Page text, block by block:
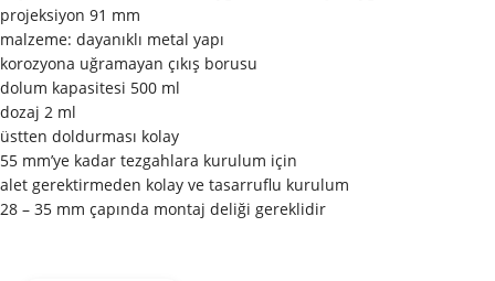
projeksiyon 91 mm
malzeme: dayanıklı metal yapı
korozyona uğramayan çıkış borusu
dolum kapasitesi 500 ml
dozaj 2 ml
üstten doldurması kolay
55 mm’ye kadar tezgahlara kurulum için
alet gerektirmeden kolay ve tasarruflu kurulum
28 – 35 mm çapında montaj deliği gereklidir